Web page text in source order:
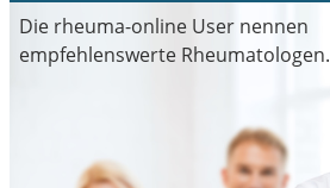
Die rheuma-online User nennen
empfehlenswerte Rheumatologen.